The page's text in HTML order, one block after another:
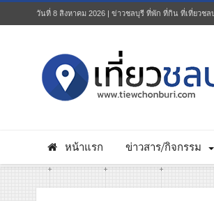
วันที่ 8 สิงหาคม 2026 | ข่าวชลบุรี ที่พัก ที่กิน ที่เที่ยวชล
หน้าแรก ข่าวสาร/กิจกรรม